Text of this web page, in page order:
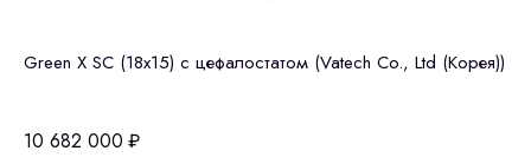
Green X SC (18x15) c цефалостатом (Vatech Co., Ltd (Корея))
10 682 000 ₽